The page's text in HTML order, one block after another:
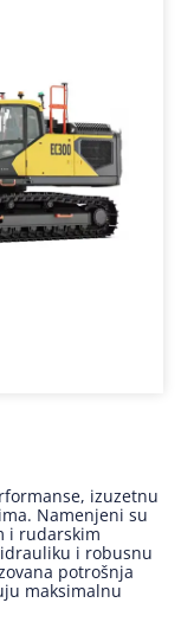
izuzetnu
Namenjeni su
i rudarskim
i robusnu
potrošnja
maksimalnu